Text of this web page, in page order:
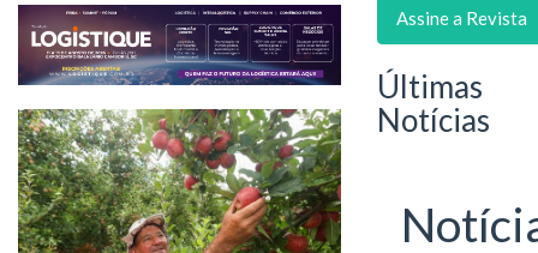
Assine a Revista
Últimas
Notícias